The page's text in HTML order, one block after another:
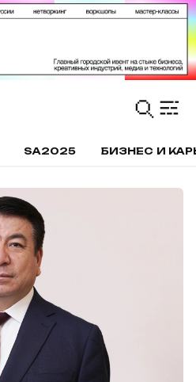
SA2025 БИЗНЕС И